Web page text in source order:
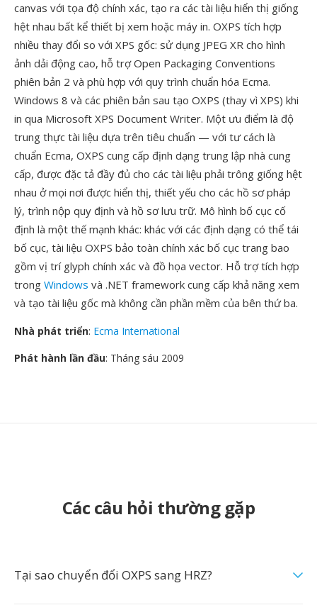
canvas với tọa độ chính xác, tạo ra các tài liệu hiển thị giống
hệt nhau bất kể thiết bị xem hoặc máy in. OXPS tích hợp
nhiều thay đổi so với XPS gốc: sử dụng JPEG XR cho hình
ảnh dải động cao, hỗ trợ Open Packaging Conventions
phiên bản 2 và phù hợp với quy trình chuẩn hóa Ecma.
Windows 8 và các phiên bản sau tạo OXPS (thay vì XPS) khi
in qua Microsoft XPS Document Writer. Một ưu điểm là độ
trung thực tài liệu dựa trên tiêu chuẩn — với tư cách là
chuẩn Ecma, OXPS cung cấp định dạng trung lập nhà cung
cấp, được đặc tả đầy đủ cho các tài liệu phải trông giống hệt
nhau ở mọi nơi được hiển thị, thiết yếu cho các hồ sơ pháp
lý, trình nộp quy định và hồ sơ lưu trữ. Mô hình bố cục cố
định là một thế mạnh khác: khác với các định dạng có thể tái
bố cục, tài liệu OXPS bảo toàn chính xác bố cục trang bao
gồm vị trí glyph chính xác và đồ họa vector. Hỗ trợ tích hợp
trong Windows và .NET framework cung cấp khả năng xem
và tạo tài liệu gốc mà không cần phần mềm của bên thứ ba.
Nhà phát triển: Ecma International
Phát hành lần đầu: Tháng sáu 2009
Các câu hỏi thường gặp
Tại sao chuyển đổi OXPS sang HRZ?